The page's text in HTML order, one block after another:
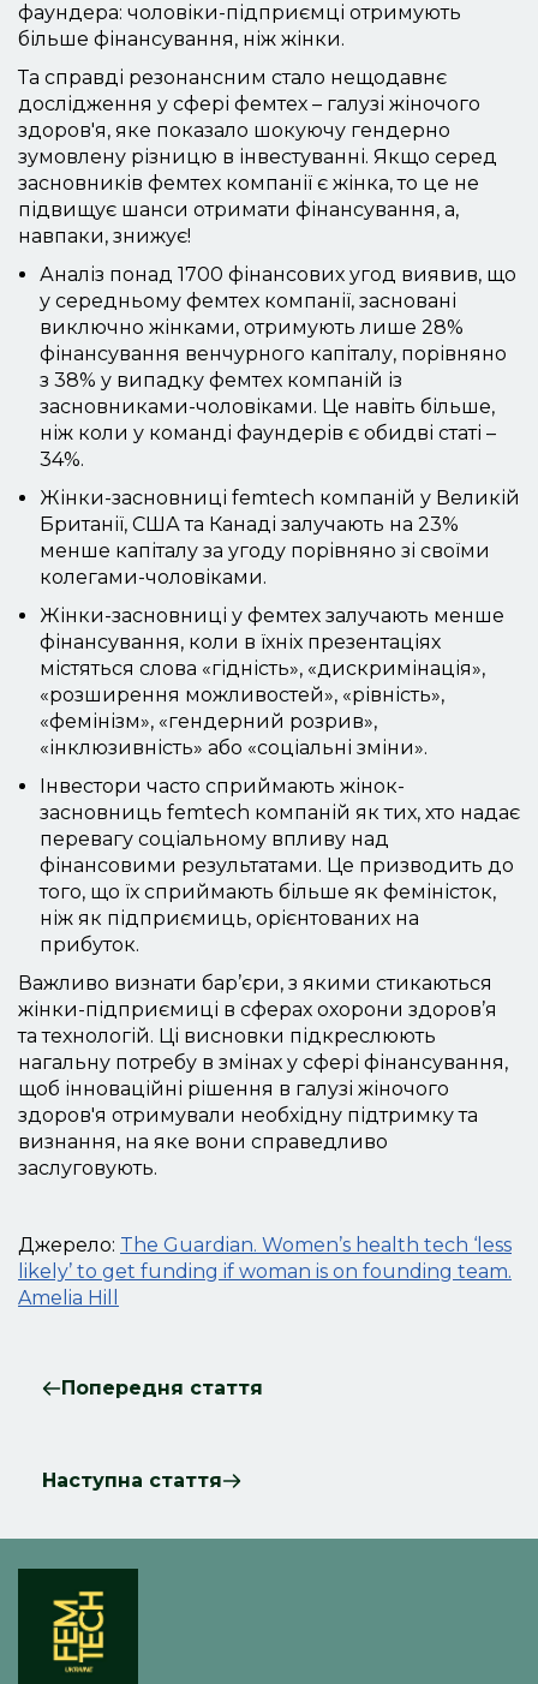
фаундера: чоловіки-підприємці отримують
більше фінансування, ніж жінки.
Та справді резонансним стало нещодавнє
дослідження у сфері фемтех – галузі жіночого
здоров'я, яке показало шокуючу гендерно
зумовлену різницю в інвестуванні. Якщо серед
засновників фемтех компанії є жінка, то це не
підвищує шанси отримати фінансування, а,
навпаки, знижує!
Аналіз понад 1700 фінансових угод виявив, що
у середньому фемтех компанії, засновані
виключно жінками, отримують лише 28%
фінансування венчурного капіталу, порівняно
з 38% у випадку фемтех компаній із
засновниками-чоловіками. Це навіть більше,
ніж коли у команді фаундерів є обидві статі –
34%.
Жінки-засновниці femtech компаній у Великій
Британії, США та Канаді залучають на 23%
менше капіталу за угоду порівняно зі своїми
колегами-чоловіками.
Жінки-засновниці у фемтех залучають менше
фінансування, коли в їхніх презентаціях
містяться слова «гідність», «дискримінація»,
«розширення можливостей», «рівність»,
«фемінізм», «гендерний розрив»,
«інклюзивність» або «соціальні зміни».
Інвестори часто сприймають жінок-
засновниць femtech компаній як тих, хто надає
перевагу соціальному впливу над
фінансовими результатами. Це призводить до
того, що їх сприймають більше як феміністок,
ніж як підприємиць, орієнтованих на
прибуток.
Важливо визнати бар’єри, з якими стикаються
жінки-підприємиці в сферах охорони здоров’я
та технологій. Ці висновки підкреслюють
нагальну потребу в змінах у сфері фінансування,
щоб інноваційні рішення в галузі жіночого
здоров'я отримували необхідну підтримку та
визнання, на яке вони справедливо
заслуговують.
Джерело: The Guardian. Women’s health tech ‘less
likely’ to get funding if woman is on founding team.
Amelia Hill
Попередня стаття
Наступна стаття